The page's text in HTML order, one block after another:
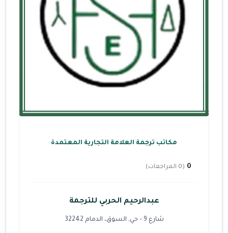
مكاتب ترجمة العلامة التجارية المعتمدة
0 (0 المراجعات)
عبدالرحيم الحربي للترجمة
شارع 9 - حي, السوق، الدمام 32242